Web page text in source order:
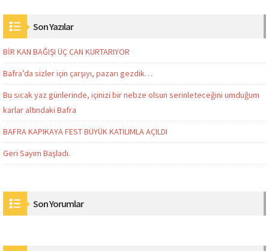
Son Yazılar
BİR KAN BAĞIŞI ÜÇ CAN KURTARIYOR
Bafra’da sizler için çarşıyı, pazarı gezdik…
Bu sıcak yaz günlerinde, içinizi bir nebze olsun serinleteceğini umduğum
karlar altındaki Bafra
BAFRA KAPIKAYA FEST BÜYÜK KATILIMLA AÇILDI
Geri Sayım Başladı.
Son Yorumlar